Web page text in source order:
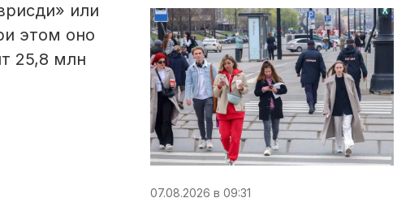
или
этом оно
25,8 млн
07.08.2026 в 09:31